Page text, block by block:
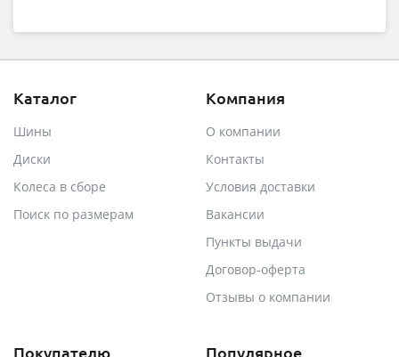
Каталог
Шины
Диски
Колеса в сборе
Поиск по размерам
Компания
О компании
Контакты
Условия доставки
Вакансии
Пункты выдачи
Договор-оферта
Отзывы о компании
Покупателю Популярное